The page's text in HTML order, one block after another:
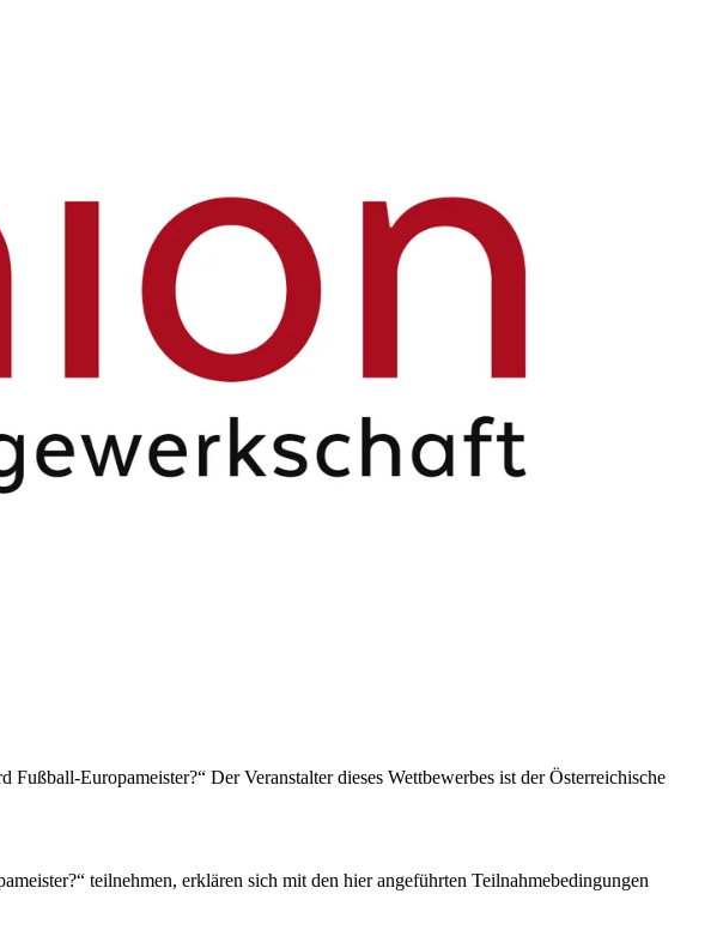
Europameister?“ Der Veranstalter dieses Wettbewerbes ist der Österreichische
teilnehmen, erklären sich mit den hier angeführten Teilnahmebedingungen